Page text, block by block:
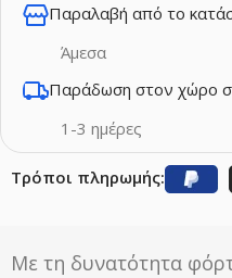
Παραλαβή από το
Άμεσα
Παράδωση στον χώρο
1-3 ημέρες
Τρόποι πληρωμής:
Με τη δυνατότητα